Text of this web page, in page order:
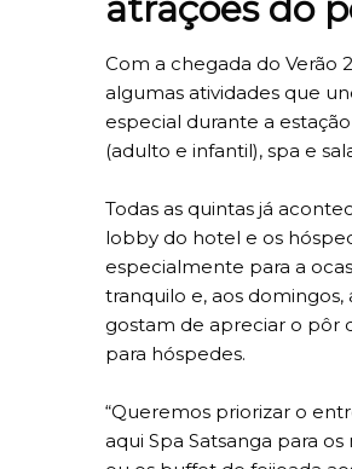
atrações do
Com a chegada do Verão
algumas atividades que
especial durante a
(adulto e infantil), spa e
Todas as quintas já
lobby do hotel e os
especialmente para a
tranquilo e, aos
gostam de apreciar o pôr
para hóspedes.
“Queremos priorizar o
aqui Spa Satsanga para